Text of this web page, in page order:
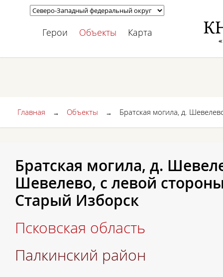
Герои Объекты Карта
Главная → Объекты → Братская могила, д.
Братская могила, д.
Шевелево, с левой
Старый Изборск
Псковская область
Палкинский район